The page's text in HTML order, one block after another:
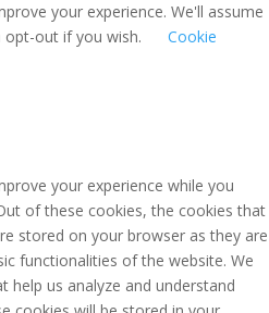
your experience. We'll assume
out if you wish.
Cookie
your experience while you
of these cookies, the cookies that
stored on your browser as they are
functionalities of the website. We
help us analyze and understand